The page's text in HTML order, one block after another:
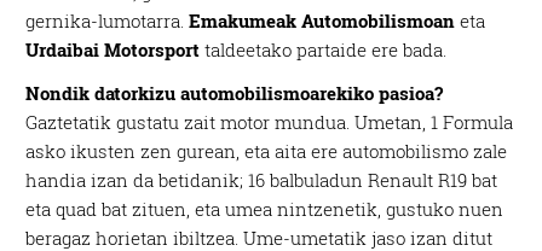
gernika-lumotarra.Emakumeak Automobilismoan eta
Urdaibai Motorsport taldeetako partaide ere bada.
Nondik datorkizu automobilismoarekiko pasioa?
Gaztetatik gustatu zait motor mundua. Umetan, 1 Formula
asko ikusten zen gurean, eta aita ere automobilismo zale
handia izan da betidanik; 16 balbuladun Renault R19 bat
eta quad bat zituen, eta umea nintzenetik, gustuko nuen
beragaz horietan ibiltzea. Ume-umetatik jaso izan ditut